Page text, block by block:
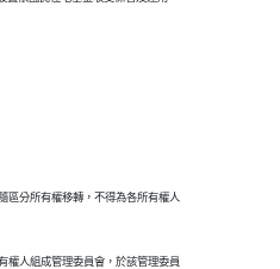
區分所有權移轉，不得為各所有權人
權人組成管理委員會，於該管理委員